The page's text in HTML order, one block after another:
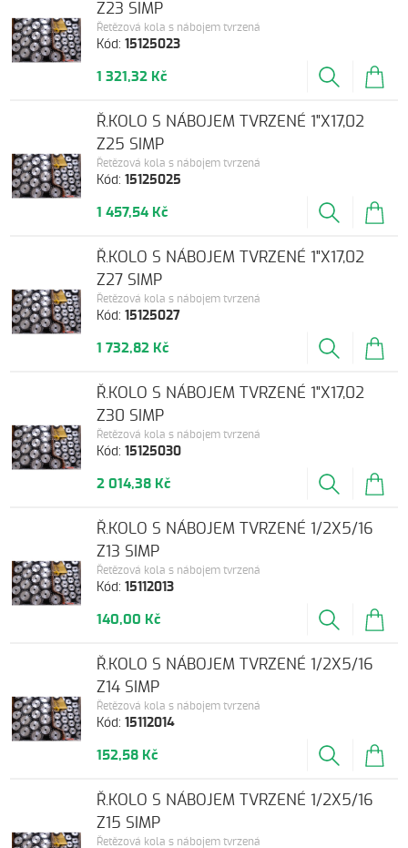
Kód:15125023
Řetězová kola s nábojem tvrzená
Z23 SIMP
1 321,32 Kč
Kód:15125025
Řetězová kola s nábojem tvrzená
Ř.KOLO S NÁBOJEM TVRZENÉ 1"X17,02
Z25 SIMP
1 457,54 Kč
Kód:15125027
Řetězová kola s nábojem tvrzená
Ř.KOLO S NÁBOJEM TVRZENÉ 1"X17,02
Z27 SIMP
1 732,82 Kč
Kód:15125030
Řetězová kola s nábojem tvrzená
Ř.KOLO S NÁBOJEM TVRZENÉ 1"X17,02
Z30 SIMP
2 014,38 Kč
Kód:15112013
Řetězová kola s nábojem tvrzená
Ř.KOLO S NÁBOJEM TVRZENÉ 1/2X5/16
Z13 SIMP
140,00 Kč
Kód:15112014
Řetězová kola s nábojem tvrzená
Ř.KOLO S NÁBOJEM TVRZENÉ 1/2X5/16
Z14 SIMP
152,58 Kč
Řetězová kola s nábojem tvrzená
Ř.KOLO S NÁBOJEM TVRZENÉ 1/2X5/16
Z15 SIMP